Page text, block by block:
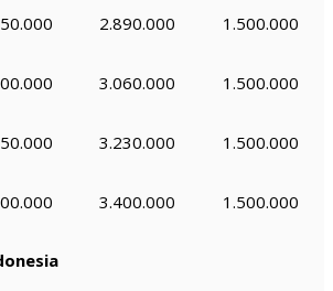
2.890.000 1.500.000
3.060.000 1.500.000
3.230.000 1.500.000
3.400.000 1.500.000